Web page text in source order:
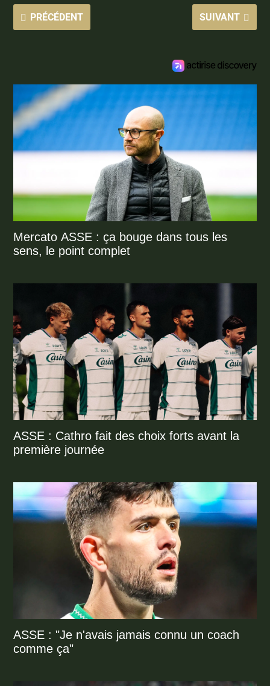
PRÉCÉDENT SUIVANT
Mercato ASSE : ça bouge dans tous les
sens, le point complet
ASSE : Cathro fait des choix forts avant la
première journée
ASSE : "Je n'avais jamais connu un coach
comme ça"